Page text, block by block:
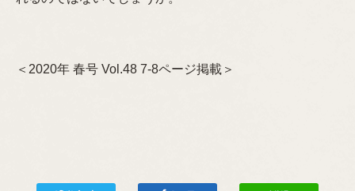
＜2020年 春号 Vol.48 7-8ページ掲載＞